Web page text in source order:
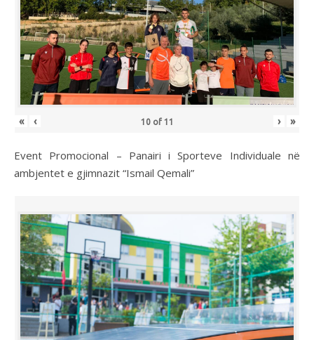
« ‹ 10of 11 › »
Event Promocional – Panairi i Sporteve Individuale në
ambjentet e gjimnazit “Ismail Qemali”